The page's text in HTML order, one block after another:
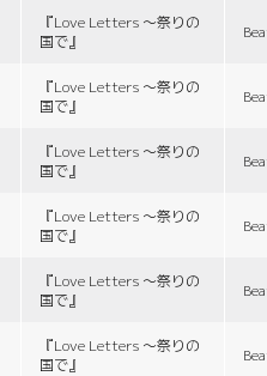
『Love Letters 〜祭りの
国で』
『Love Letters 〜祭りの
国で』
『Love Letters 〜祭りの
国で』
『Love Letters 〜祭りの
国で』
『Love Letters 〜祭りの
国で』
『Love Letters 〜祭りの
国で』